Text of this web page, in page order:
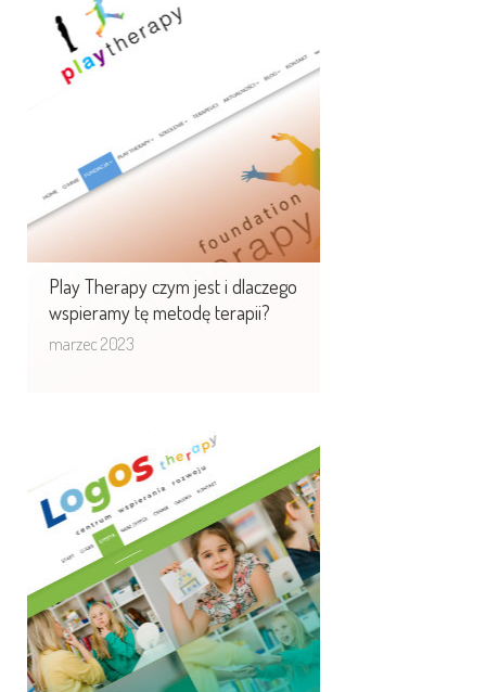
Play Therapy czym jest i dlaczego
wspieramy tę metodę terapii?
marzec 2023
Play Therapy czym jest
i dlaczego wspieramy tę
metodę terapii?
Play Therapy jest uporządkowanym,
teoretycznym podejściem do terapii,
opartym o procesy uczenia się
i komunikowania ...
LOGOS - centrum
wspierania rozwoju nowa
strona www
Centrum Logopedii Logos.edu.pl to
placówka, która oferuje
kompleksową diagnozę i terapię
logopedyczną oraz ...